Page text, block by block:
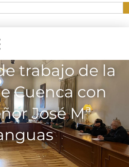
trabajo de la
Cuenca con
José Mª